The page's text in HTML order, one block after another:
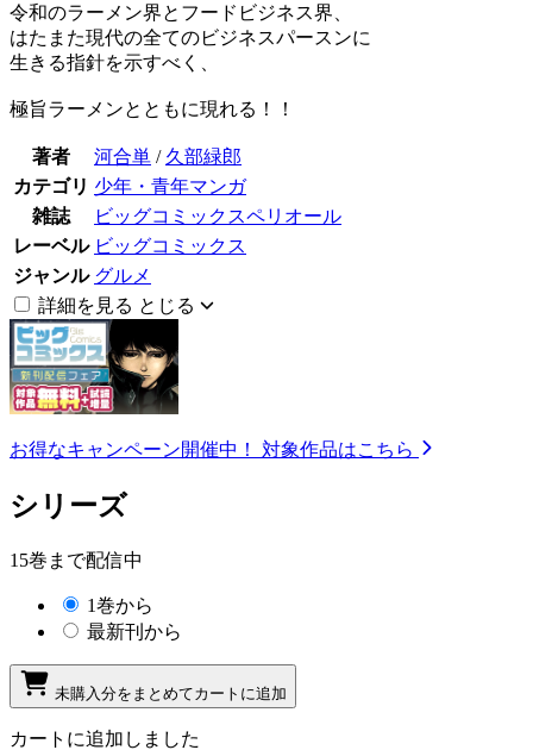
令和のラーメン界とフードビジネス界、
はたまた現代の全てのビジネスパースンに
生きる指針を示すべく、
極旨ラーメンとともに現れる！！
著者 河合単 / 久部緑郎
カテゴリ 少年・青年マンガ
雑誌
ビッグコミックスペリオール
レーベル ビッグコミックス
ジャンル グルメ
詳細を見る とじる
お得なキャンペーン開催中！ 対象作品はこちら
シリーズ
15巻まで配信中
1巻から
最新刊から
未購入分をまとめてカートに追加
カートに追加しました